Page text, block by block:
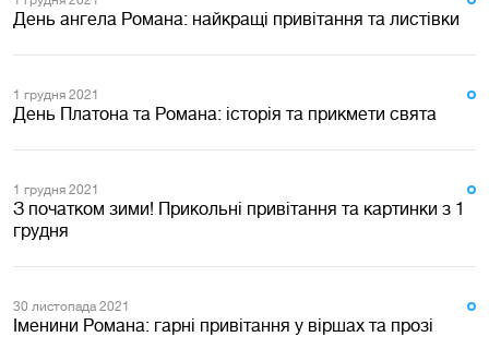
День ангела Романа: найкращі привітання та листівки
1 грудня 2021
День Платона та Романа: історія та прикмети свята
1 грудня 2021
З початком зими! Прикольні привітання та картинки з 1
грудня
30 листопада 2021
Іменини Романа: гарні привітання у віршах та прозі